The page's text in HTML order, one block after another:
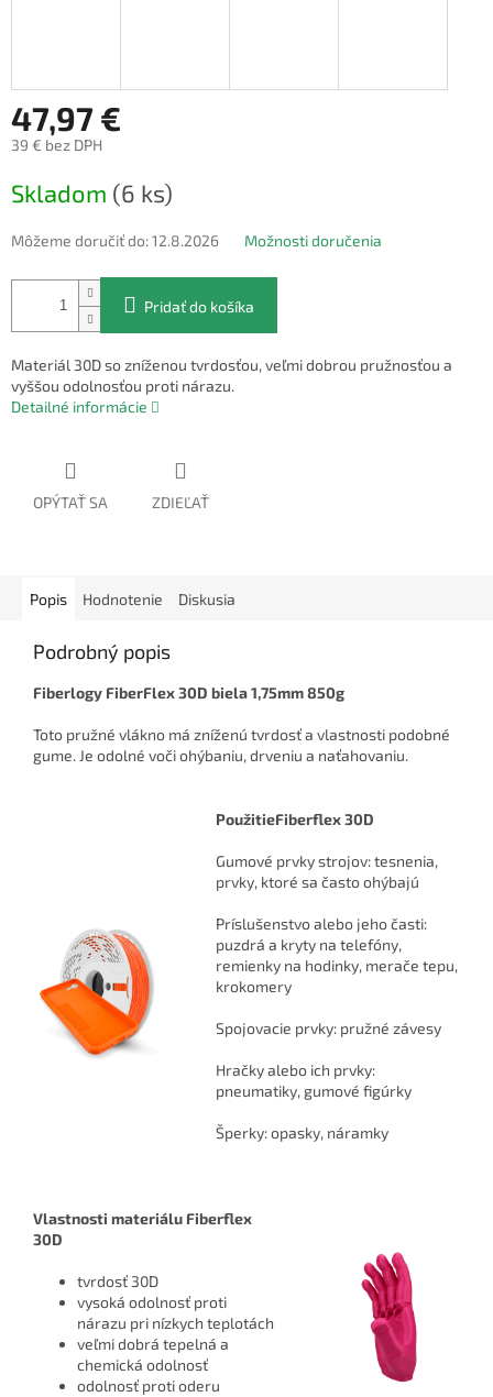
47,97 €
39 € bez DPH
cena:
Skladom (6 ks)
Môžeme doručiť do:12.8.2026 Možnosti doručenia
Pridať do košíka
Materiál 30D so zníženou tvrdosťou, veľmi dobrou pružnosťou a
vyššou odolnosťou proti nárazu.
Detailné informácie
OPÝTAŤ SA ZDIEĽAŤ
Popis Hodnotenie Diskusia
Podrobný popis
Fiberlogy FiberFlex 30D biela 1,75mm 850g
Toto pružné vlákno má zníženú tvrdosť a vlastnosti podobné
gume. Je odolné voči ohýbaniu, drveniu a naťahovaniu.
PoužitieFiberflex 30D
Gumové prvky strojov: tesnenia,
prvky, ktoré sa často ohýbajú
Príslušenstvo alebo jeho časti:
puzdrá a kryty na telefóny,
remienky na hodinky, merače tepu,
krokomery
Spojovacie prvky: pružné závesy
Hračky alebo ich prvky:
pneumatiky, gumové figúrky
Šperky: opasky, náramky
Vlastnosti materiálu Fiberflex
30D
tvrdosť 30D
vysoká odolnosť proti
nárazu pri nízkych teplotách
veľmi dobrá tepelná a
chemická odolnosť
odolnosť proti oderu